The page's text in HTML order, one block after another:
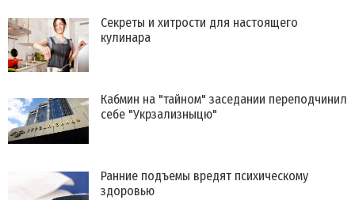
Секреты и хитрости для настоящего
кулинара
Кабмин на "тайном" заседании переподчинил
себе "Укрзализныцю"
​Ранние подъемы вредят психическому
здоровью